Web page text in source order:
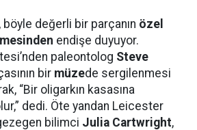
böyle değerli bir parçanın özel
endişe duyuyor.
paleontolog Steve
bir müzede sergilenmesi
“Bir oligarkın kasasına
dedi. Öte yandan Leicester
bilimci Julia Cartwright,